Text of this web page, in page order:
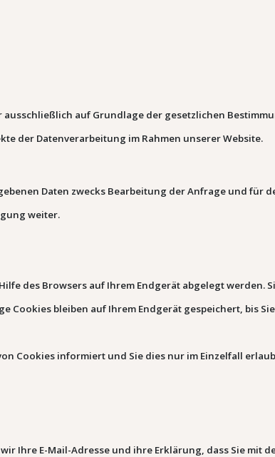
auf Grundlage der gesetzlichen
der Datenverarbeitung im Rahmen unserer Website.
Daten zwecks Bearbeitung der Anfrage und für
weiter.
des Browsers auf Ihrem Endgerät abgelegt werden.
Cookies bleiben auf Ihrem Endgerät gespeichert, bis
Cookies informiert und Sie dies nur im Einzelfall
Ihre E-Mail-Adresse und ihre Erklärung, dass Sie mit